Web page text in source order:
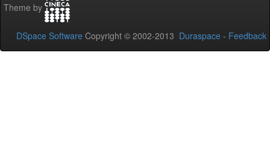
Theme by
DSpace Software Copyright © 2002-2013 Duraspace - Feedback